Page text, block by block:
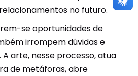
no futuro.
se oportunidades de
irrompem dúvidas e
A arte, nesse processo, atua
de metáforas, abre